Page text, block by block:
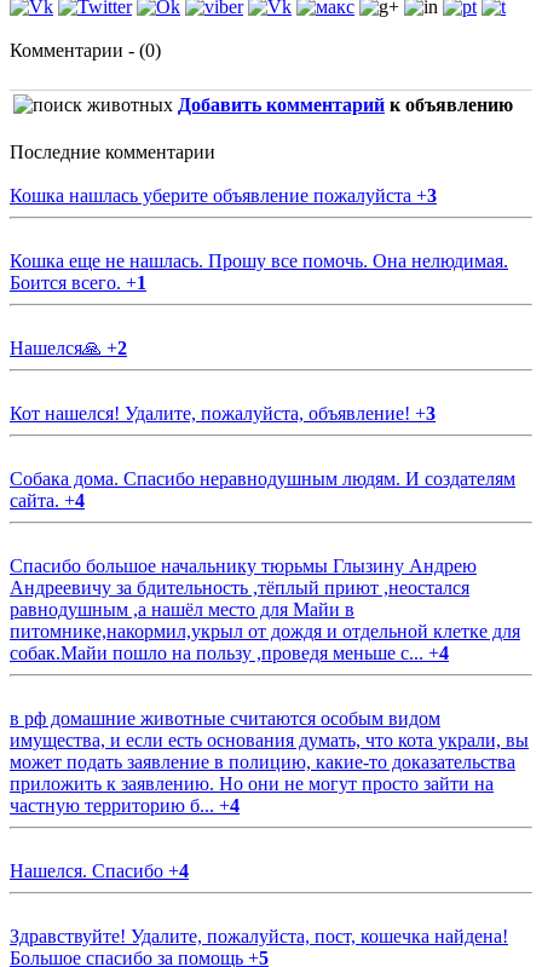
Комментарии - (0)
Добавить комментарий к объявлению
Последние комментарии
Кошка нашлась уберите объявление пожалуйста +3
Кошка еще не нашлась. Прошу все помочь. Она нелюдимая.
Боится всего. +1
Нашелся🙏 +2
Кот нашелся! Удалите, пожалуйста, объявление! +3
Собака дома. Спасибо неравнодушным людям. И создателям
сайта. +4
Спасибо большое начальнику тюрьмы Глызину Андрею
Андреевичу за бдительность ,тёплый приют ,неостался
равнодушным ,а нашёл место для Майи в
питомнике,накормил,укрыл от дождя и отдельной клетке для
собак.Майи пошло на пользу ,проведя меньше с... +4
в рф домашние животные считаются особым видом
имущества, и если есть основания думать, что кота украли, вы
может подать заявление в полицию, какие-то доказательства
приложить к заявлению. Но они не могут просто зайти на
частную территорию б... +4
Нашелся. Спасибо +4
Здравствуйте! Удалите, пожалуйста, пост, кошечка найдена!
Большое спасибо за помощь +5